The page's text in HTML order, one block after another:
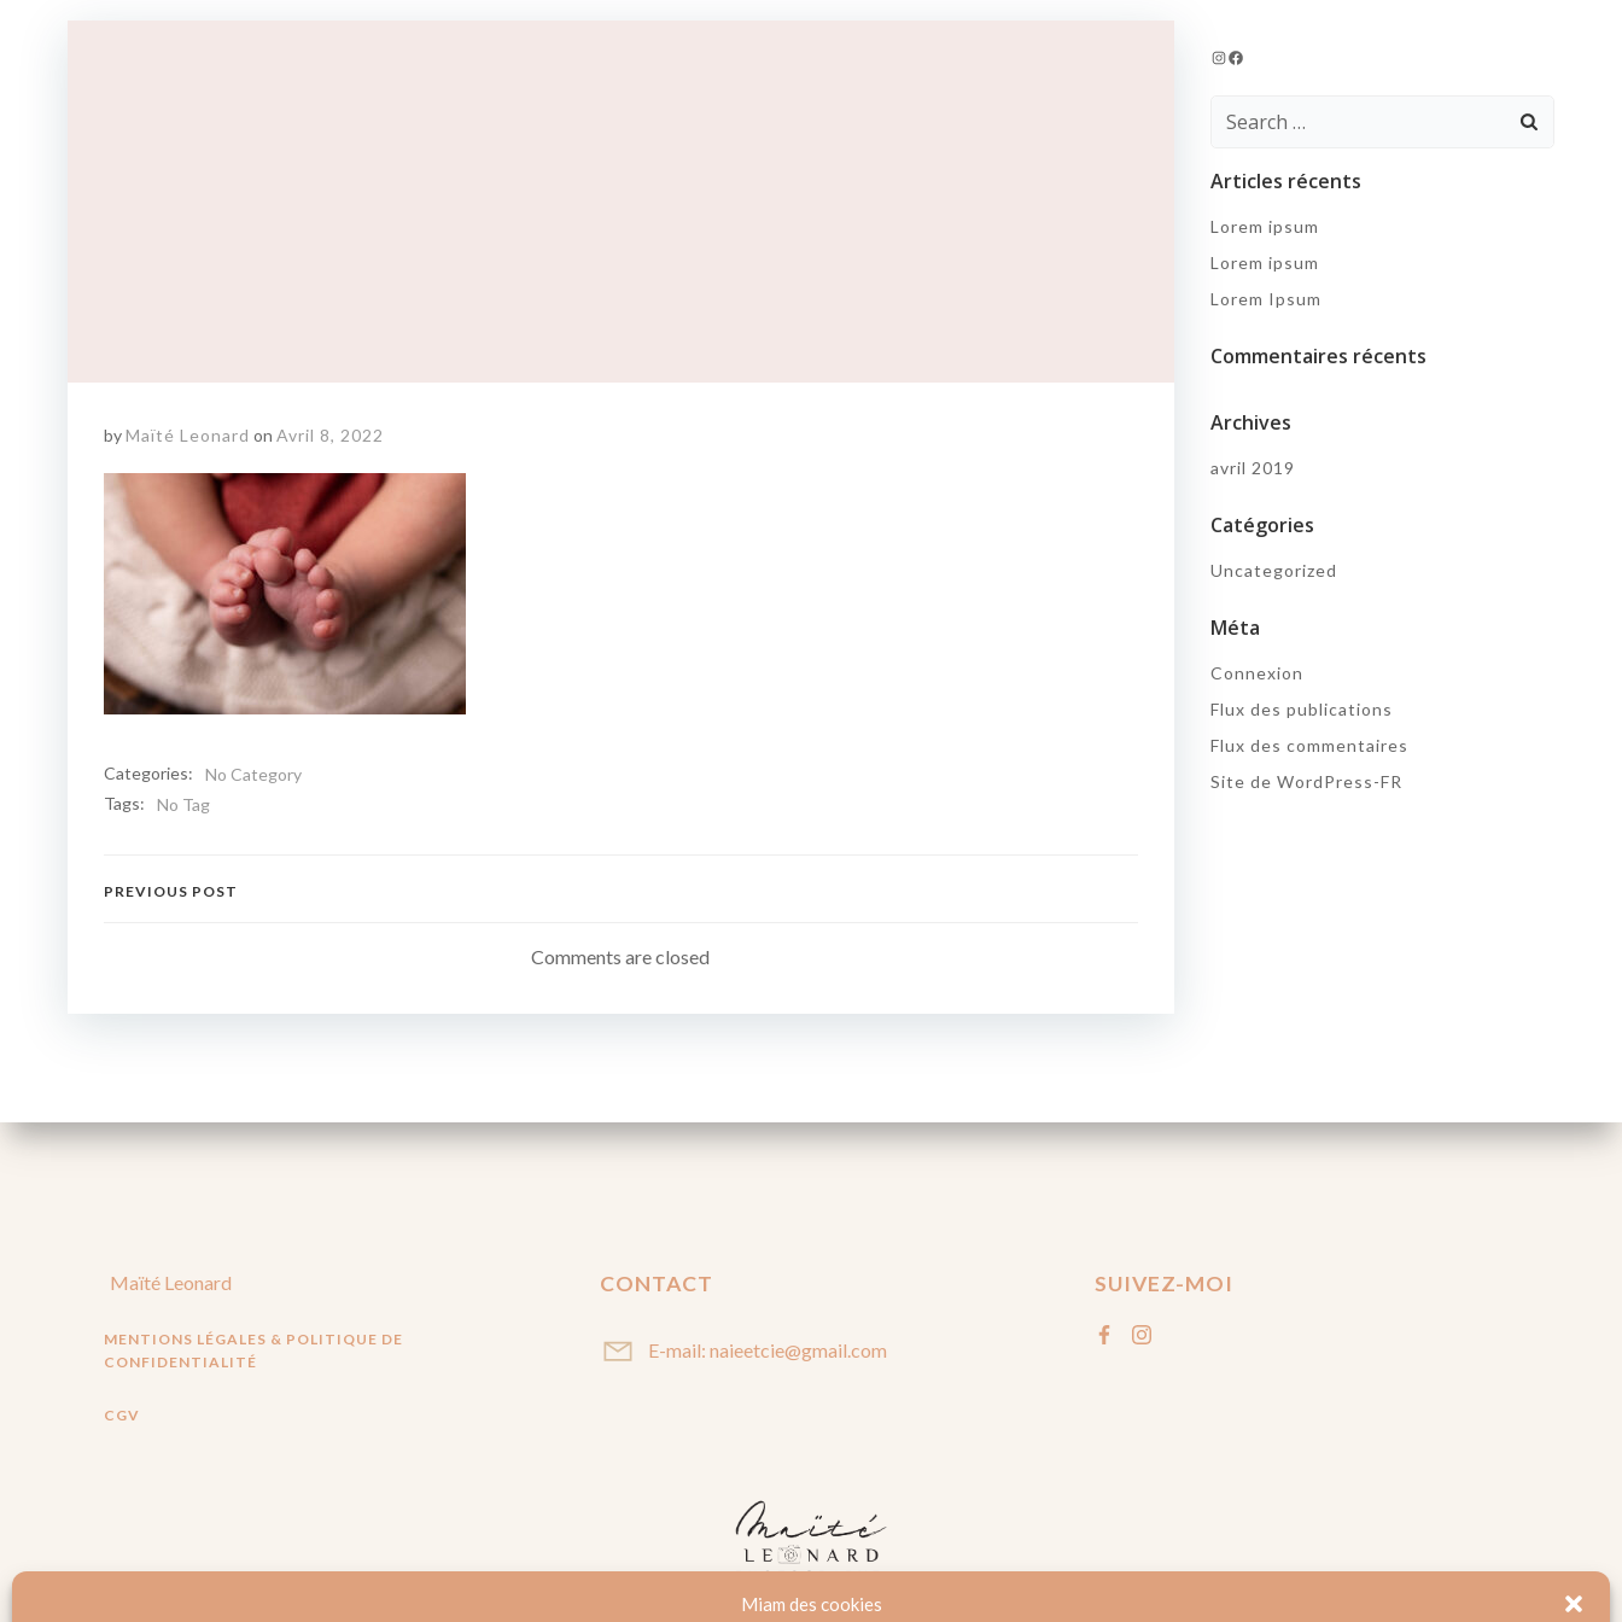
Miam des cookies
byMaïté Leonard on Avril 8, 2022
Categories:
No Category
Tags:
No Tag
Navigation
l’article
PREVIOUS POST
Comments are closed
Instagram
Facebook
Search
Articles récents
Lorem ipsum
Lorem ipsum
Lorem Ipsum
Commentaires récents
Archives
avril 2019
Catégories
Uncategorized
Méta
Connexion
Flux des publications
Flux des commentaires
Site de WordPress-FR
Maïté Leonard
MENTIONS LÉGALES & POLITIQUE DE
CONFIDENTIALITÉ
CGV
CONTACT
E-mail: naieetcie@gmail.com
SUIVEZ-MOI